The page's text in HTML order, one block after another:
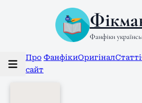
Фанфіки
Про
сайт
ФанфікиОригіналСтатті